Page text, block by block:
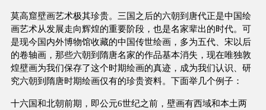
莫高窟壁画艺术极其珍贵。三国之后的六朝到唐代正是中国绘
画艺术从发展走向辉煌的重要阶段，也是名家辈出的时代。可
是现今国内外博物馆收藏的中国传世绘画，多为五代、宋以后
的卷轴画，那些六朝到隋唐名家的作品基本消失，现在唯独敦
煌壁画为我们保存了这个时期绘画的真迹，成为我们认识、研
究六朝到隋唐时期绘画仅有的珍贵资料。下面举几个例子：
十六国和北朝前期，即公元6世纪之前，壁画有西域和本土两